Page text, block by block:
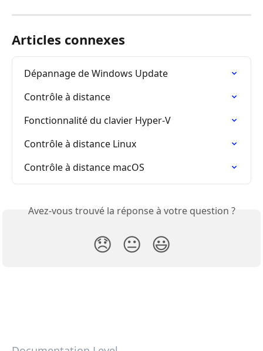
Articles connexes
Dépannage de Windows Update
Contrôle à distance
Fonctionnalité du clavier Hyper-V
Contrôle à distance Linux
Contrôle à distance macOS
Avez-vous trouvé la réponse à votre question ?
😞 😐 😃